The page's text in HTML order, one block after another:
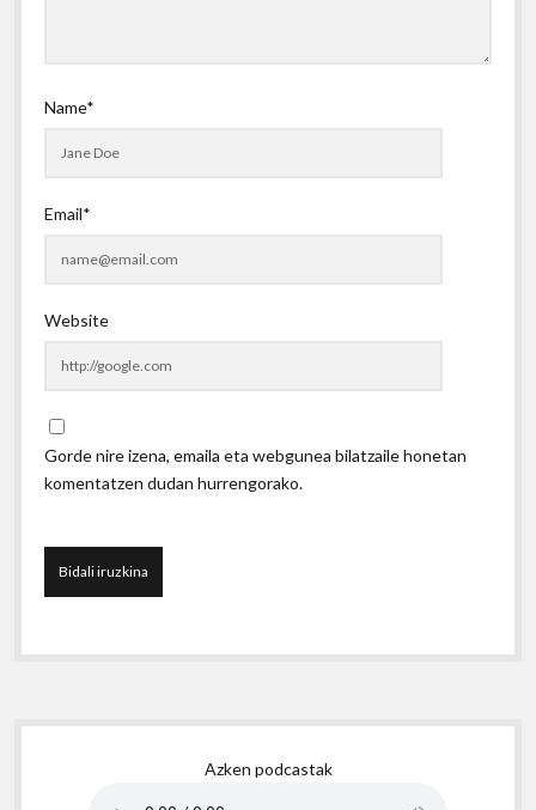
Name*
Email*
Website
Gorde nire izena, emaila eta webgunea bilatzaile honetan
komentatzen dudan hurrengorako.
Sidebar
Azken podcastak